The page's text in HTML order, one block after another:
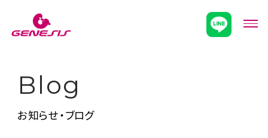
次世代型超個別塾Genesis メ
Blog
お知らせ・ブログ